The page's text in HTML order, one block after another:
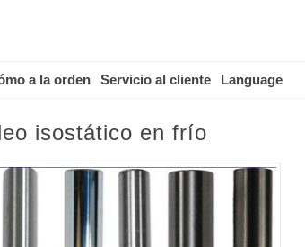
a la orden Servicio al cliente Language
isostático en frío